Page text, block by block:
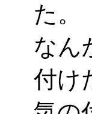
た。
なん
付け